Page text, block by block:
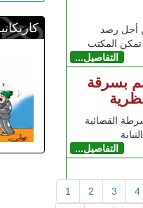
أجل رصد
تمكن المكتب
التفاصيل...
بسرقة
القضائية
التفاصيل...
1 2 3 4